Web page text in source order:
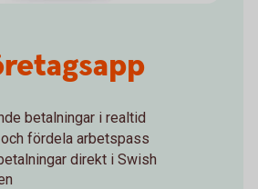
betalningar i realtid
fördela arbetspass
direkt i Swish